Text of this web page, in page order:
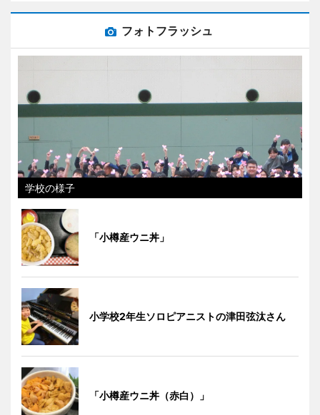
フォトフラッシュ
学校の様子
「小樽産ウニ丼」
小学校2年生ソロピアニストの津田弦汰さん
「小樽産ウニ丼（赤白）」